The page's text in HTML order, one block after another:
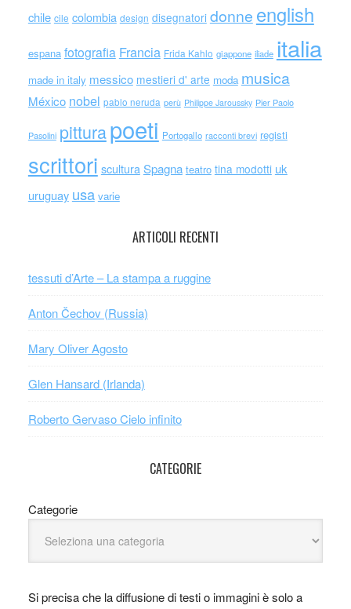
chile cile colombia design disegnatori donne english
espana fotografia Francia Frida Kahlo giappone iliade italia
made in italy messico mestieri d' arte moda musica
México nobel pablo neruda perù Philippe Jaroussky Pier Paolo
Pasolini pitturapoeti Portogallo racconti brevi registi
scrittori scultura Spagna teatro tina modotti uk
uruguay usa varie
ARTICOLI RECENTI
tessuti d’Arte – La stampa a ruggine
Anton Čechov (Russia)
Mary Oliver Agosto
Glen Hansard (Irlanda)
Roberto Gervaso Cielo infinito
CATEGORIE
Categorie
Si precisa che la diffusione di testi o immagini è solo a